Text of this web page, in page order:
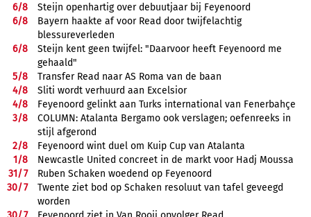
6/8
Steijn openhartig over debuutjaar bij Feyenoord
6/8
Bayern haakte af voor Read door twijfelachtig
blessureverleden
6/8
Steijn kent geen twijfel: "Daarvoor heeft Feyenoord me
gehaald"
5/8
Transfer Read naar AS Roma van de baan
4/8
Sliti wordt verhuurd aan Excelsior
4/8
Feyenoord gelinkt aan Turks international van Fenerbahçe
3/8
COLUMN: Atalanta Bergamo ook verslagen; oefenreeks in
stijl afgerond
2/8
Feyenoord wint duel om Kuip Cup van Atalanta
1/8
Newcastle United concreet in de markt voor Hadj Moussa
31/7
Ruben Schaken woedend op Feyenoord
30/7
Twente ziet bod op Schaken resoluut van tafel geveegd
worden